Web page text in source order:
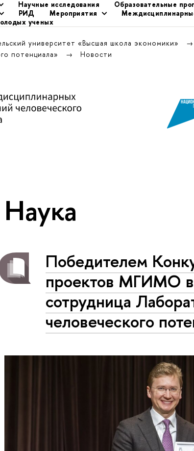
Научные исследования Образовательные
РИД Мероприятия
ученых
университет «Высшая школа экономики»
потенциала»
Новости
Наука
Победителем
проектов МГИМО
сотрудница
че­ло­ве­че­ско­го